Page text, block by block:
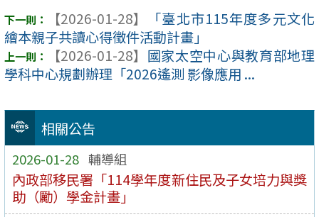
相關公告
2026-01-28 輔導組
內政部移民署「114學年度新住民及子女培力與獎
助（勵）學金計畫」
【2026-01-28】
「臺北市115年度多元文化
繪本親子共讀心得徵件活動計畫」
【2026-01-28】 國家太空中心與教育部地理
學科中心規劃辦理「2026遙測 影像應用 ...